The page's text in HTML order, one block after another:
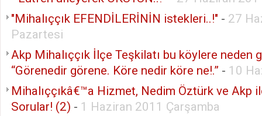
"Mihalıççık EFENDİLERİNİN istekleri..!" - 27
Pazartesi
Akp Mihalıççık İlçe Teşkilatı bu köylere neden
“Görenedir görene. Köre nedir köre ne!.” - 10
Mihalıççıkâ€™a Hizmet, Nedim Öztürk ve Akp
Sorular! (2) - 1 Haziran 2011 Çarşamba